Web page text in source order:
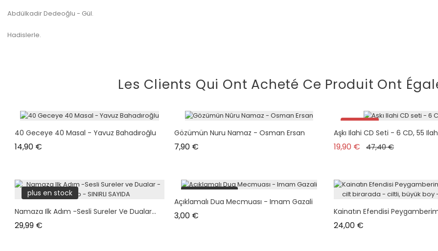
Abdülkadir Dedeoğlu - Gül.
Hadislerle.
Les Clients Qui Ont Acheté Ce Produit Ont
40 Geceye 40 Masal - Yavuz Bahadıroğlu
14,90 €
Gözümün Nuru Namaz - Osman Ersan
7,90 €
Promo !
plus en stock
Aşkı Ilahi CD Seti - 6 CD, 55
19,90 € Prix de base
47,40 €Prix
plus en stock
Namaza Ilk Adım -Sesli Sureler Ve Dualar...
29,99 €
plus en stock
Açıklamalı Dua Mecmuası - Imam Gazali
3,00 € Kainatın Efendisi
24,00 €